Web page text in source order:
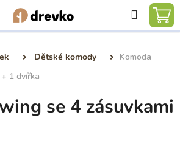
Hledat
Dětské komody
Komoda
1 dvířka
se 4 zásuvkami